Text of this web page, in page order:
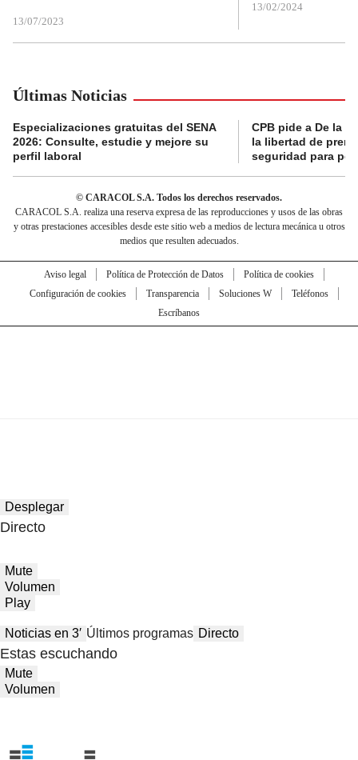
13/07/2023
13/02/2024
Últimas Noticias
Especializaciones gratuitas del SENA
2026: Consulte, estudie y mejore su
perfil laboral
CPB pide a De la
la libertad de
seguridad para
© CARACOL S.A. Todos los derechos reservados.
CARACOL S.A. realiza una reserva expresa de las reproducciones y usos de las obras
y otras prestaciones accesibles desde este sitio web a medios de lectura mecánica u otros
medios que resulten adecuados.
Aviso legal Política de Protección de Datos
Política de cookies
Configuración de cookies
Transparencia Soluciones W
Teléfonos
Escríbanos
Desplegar
Directo
Mute
Volumen
Play
Noticias en 3′ Últimos programas Directo
Estas escuchando
Mute
Volumen